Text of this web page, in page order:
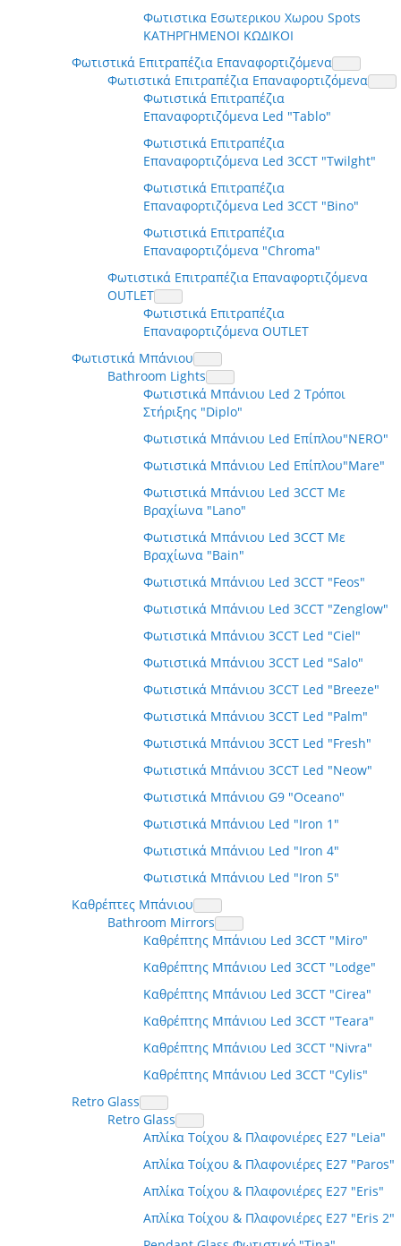
Φωτιστικα Εσωτερικου Χωρου Spots
ΚΑΤΗΡΓΗΜΕΝΟΙ ΚΩΔΙΚΟΙ
Φωτιστικά Επιτραπέζια Επαναφορτιζόμενα
Φωτιστικά Επιτραπέζια Επαναφορτιζόμενα
Φωτιστικά Επιτραπέζια
Επαναφορτιζόμενα Led "Tablo"
Φωτιστικά Επιτραπέζια
Επαναφορτιζόμενα Led 3CCT "Twilght"
Φωτιστικά Επιτραπέζια
Επαναφορτιζόμενα Led 3CCT "Bino"
Φωτιστικά Επιτραπέζια
Επαναφορτιζόμενα "Chroma"
Φωτιστικά Επιτραπέζια Επαναφορτιζόμενα
OUTLET
Φωτιστικά Επιτραπέζια
Επαναφορτιζόμενα OUTLET
Φωτιστικά Μπάνιου
Bathroom Lights
Φωτιστικά Μπάνιου Led 2 Τρόποι
Στήριξης "Diplo"
Φωτιστικά Μπάνιου Led Επίπλου"NERO"
Φωτιστικά Μπάνιου Led Επίπλου"Mare"
Φωτιστικά Μπάνιου Led 3CCT Με
Βραχίωνα "Lano"
Φωτιστικά Μπάνιου Led 3CCT Με
Βραχίωνα "Bain"
Φωτιστικά Μπάνιου Led 3CCT "Feos"
Φωτιστικά Μπάνιου Led 3CCT "Zenglow"
Φωτιστικά Μπάνιου 3CCT Led "Ciel"
Φωτιστικά Μπάνιου 3CCT Led "Salo"
Φωτιστικά Μπάνιου 3CCT Led "Breeze"
Φωτιστικά Μπάνιου 3CCT Led "Palm"
Φωτιστικά Μπάνιου 3CCT Led "Fresh"
Φωτιστικά Μπάνιου 3CCT Led "Neow"
Φωτιστικά Μπάνιου G9 "Oceano"
Φωτιστικά Μπάνιου Led "Iron 1"
Φωτιστικά Μπάνιου Led "Iron 4"
Φωτιστικά Μπάνιου Led "Iron 5"
Καθρέπτες Μπάνιου
Bathroom Mirrors
Καθρέπτης Μπάνιου Led 3CCT "Miro"
Καθρέπτης Μπάνιου Led 3CCT "Lodge"
Καθρέπτης Μπάνιου Led 3CCT "Cirea"
Καθρέπτης Μπάνιου Led 3CCT "Teara"
Καθρέπτης Μπάνιου Led 3CCT "Nivra"
Καθρέπτης Μπάνιου Led 3CCT "Cylis"
Retro Glass
Retro Glass
Απλίκα Τοίχου & Πλαφονιέρες Ε27 "Leia"
Απλίκα Τοίχου & Πλαφονιέρες Ε27 "Paros"
Απλίκα Τοίχου & Πλαφονιέρες Ε27 "Eris"
Απλίκα Τοίχου & Πλαφονιέρες Ε27 "Eris 2"